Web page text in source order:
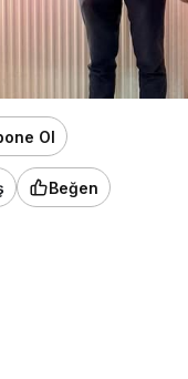
Ol
Beğen